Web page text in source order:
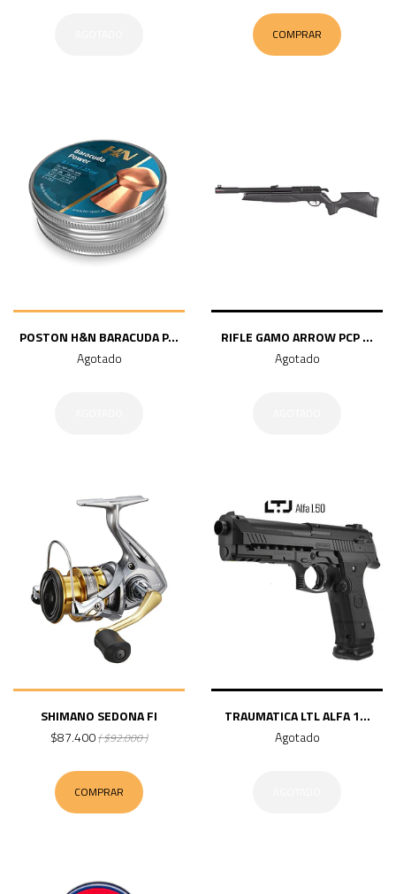
COMPRAR
POSTON H&N BARACUDA P...
Agotado
RIFLE GAMO ARROW PCP ...
Agotado
SHIMANO SEDONA FI
$87.400( $92.000 )
COMPRAR
TRAUMATICA LTL ALFA 1...
Agotado